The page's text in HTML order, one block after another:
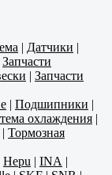
| Датчики |
Запчасти
| Запчасти
| Подшипники |
охлаждения |
| Тормозная
Hepu | INA |